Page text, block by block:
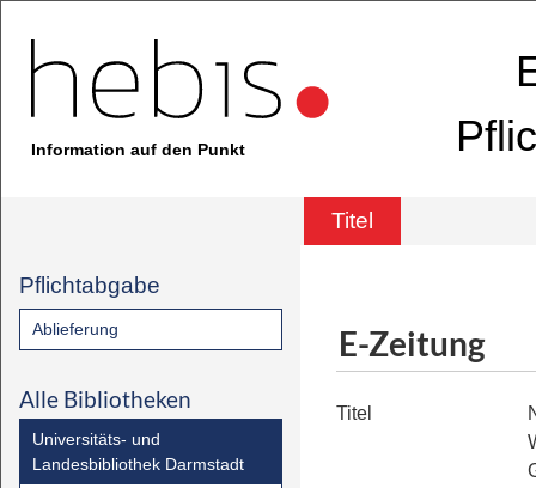
Information auf den Punkt
Titel
Pflichtabgabe
Ablieferung
Alle Bibliotheken
Universitäts- und
Landesbibliothek Darmstadt
E-Zeitung
Titel